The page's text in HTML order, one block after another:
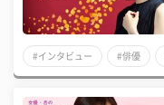
#インタビュー #俳優